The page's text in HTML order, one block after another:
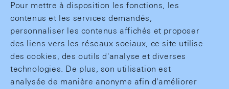
Pour mettre à disposition les fonctions, les
contenus et les services demandés,
personnaliser les contenus affichés et proposer
des liens vers les réseaux sociaux, ce site utilise
des cookies, des outils d'analyse et diverses
technologies. De plus, son utilisation est
analysée de manière anonyme afin d'améliorer